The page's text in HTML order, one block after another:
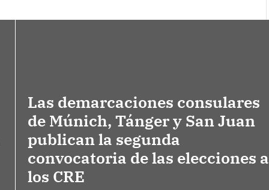
Las demarcaciones consulares
de Múnich, Tánger y San Juan
publican la segunda
convocatoria de las elecciones a
los CRE